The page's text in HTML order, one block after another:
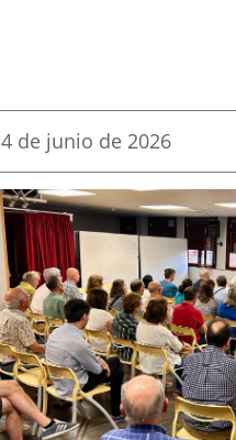
Fecha
la
noticia
4 de junio de 2026